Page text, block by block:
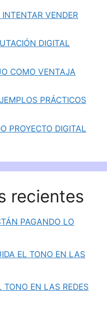
VENDER
DIGITAL
COMO VENTAJA
PRÁCTICOS
PROYECTO DIGITAL
recientes
PAGANDO LO
EL TONO EN LAS
TONO EN LAS REDES